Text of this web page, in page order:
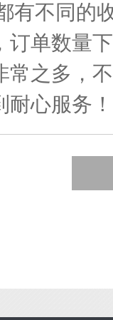
不同的
订单数量
常之多，
耐心服务